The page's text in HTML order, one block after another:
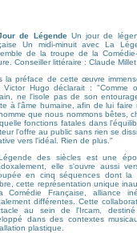
de LégendeUn jour de
Un midi-minuit avec La
de la troupe de la
Conseiller littéraire : Claude
la préface de cette œuvre
Victor Hugo déclarait : "Comme
ne l'isole pas de son
à l'âme humaine, afin de lui
que nous nommons bêtes,
fonctions fatales dans
l'offre au public sans rien se
vers l'idéal. Rien de plus."
des siècles est une
elle s'ouvre aussi
en cinq séquences dont
cette représentation unique
Comédie Française, alliance
différentes. Cette
au sein de l'Ircam,
dans des contextes
plastique.